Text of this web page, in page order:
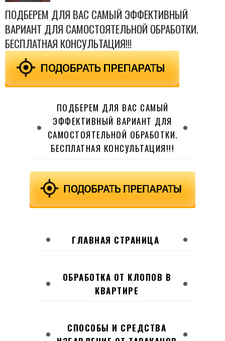
ПОДБЕРЕМ ДЛЯ ВАС САМЫЙ ЭФФЕКТИВНЫЙ
ВАРИАНТ ДЛЯ САМОСТОЯТЕЛЬНОЙ ОБРАБОТКИ.
БЕСПЛАТНАЯ КОНСУЛЬТАЦИЯ!!!
ПОДБЕРЕМ ДЛЯ ВАС САМЫЙ
ЭФФЕКТИВНЫЙ ВАРИАНТ ДЛЯ
САМОСТОЯТЕЛЬНОЙ ОБРАБОТКИ.
БЕСПЛАТНАЯ КОНСУЛЬТАЦИЯ!!!
ГЛАВНАЯ СТРАНИЦА
ОБРАБОТКА ОТ КЛОПОВ В
КВАРТИРЕ
СПОСОБЫ И СРЕДСТВА